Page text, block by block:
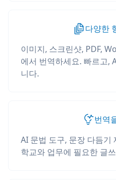
다양한
이미지, 스크린샷, PDF,
에서 번역하세요. 빠르고,
니다.
번역
AI 문법 도구, 문장 다듬기
학교와 업무에 필요한 글